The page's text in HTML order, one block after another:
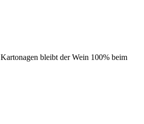
bleibt der Wein 100% beim